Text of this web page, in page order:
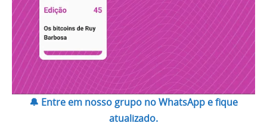
🔔 Entre em nosso grupo no WhatsApp e fique
atualizado.